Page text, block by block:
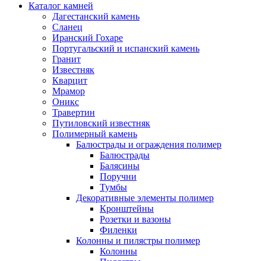
Каталог камней
Дагестанский камень
Сланец
Иранский Гохаре
Португальский и испанский камень
Гранит
Известняк
Кварцит
Мрамор
Оникс
Травертин
Путиловский известняк
Полимерный камень
Балюстрады и ограждения полимер
Балюстрады
Балясины
Поручни
Тумбы
Декоративные элементы полимер
Кронштейны
Розетки и вазоны
Филенки
Колонны и пилястры полимер
Колонны